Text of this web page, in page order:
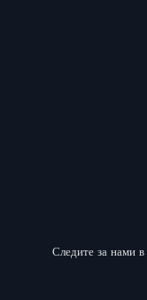
Следите за нами в